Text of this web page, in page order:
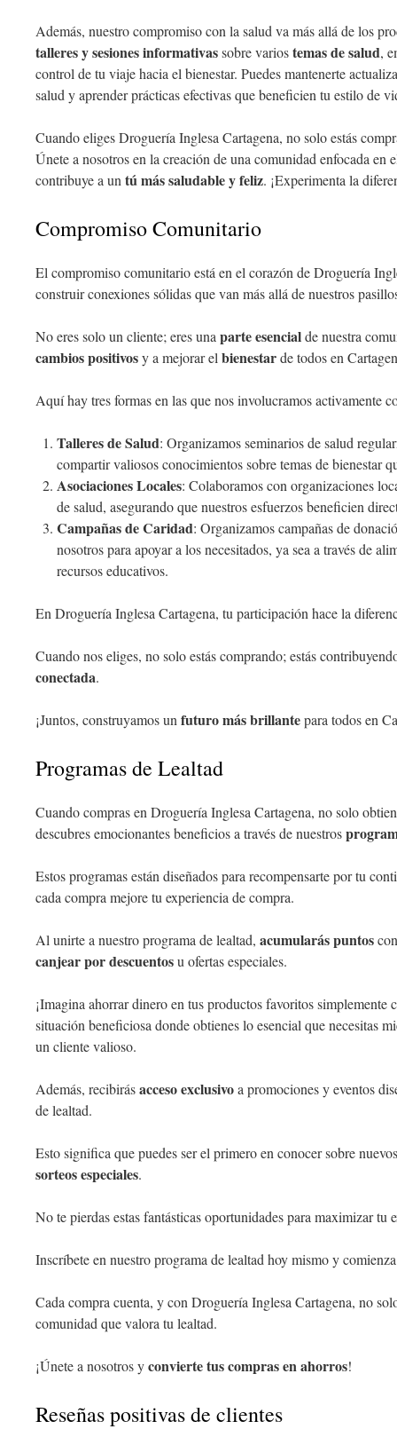
Además, nuestro compromiso con la salud va más allá de los
talleres y sesiones informativassobre variostemas de salud,
control de tu viaje hacia el bienestar. Puedes mantenerte
salud y aprender prácticas efectivas que beneficien tu estilo de
Cuando eliges Droguería Inglesa Cartagena, no solo estás
Únete a nosotros en la creación de una comunidad enfocada en
contribuye a un tú más saludable y feliz. ¡Experimenta la
Compromiso Comunitario
El compromiso comunitario está en el corazón de Droguería
construir conexiones sólidas que van más allá de nuestros
No eres solo un cliente; eres una parte esencialde nuestra
cambios positivosy a mejorar el bienestarde todos en
Aquí hay tres formas en las que nos involucramos activamente
Talleres de Salud: Organizamos seminarios de salud
compartir valiosos conocimientos sobre temas de bienestar
Asociaciones Locales: Colaboramos con organizaciones
de salud, asegurando que nuestros esfuerzos beneficien
Campañas de Caridad: Organizamos campañas de
nosotros para apoyar a los necesitados, ya sea a través de
recursos educativos.
En Droguería Inglesa Cartagena, tu participación hace la
Cuando nos eliges, no solo estás comprando; estás
conectada.
¡Juntos, construyamos un futuro más brillantepara todos en
Programas de Lealtad
Cuando compras en Droguería Inglesa Cartagena, no solo
descubres emocionantes beneficios a través de nuestros
Estos programas están diseñados para recompensarte por tu
cada compra mejore tu experiencia de compra.
Al unirte a nuestro programa de lealtad, acumularás puntos
canjear por descuentosu ofertas especiales.
¡Imagina ahorrar dinero en tus productos favoritos simplemente
situación beneficiosa donde obtienes lo esencial que necesitas
un cliente valioso.
Además, recibirásacceso exclusivoa promociones y eventos
de lealtad.
Esto significa que puedes ser el primero en conocer sobre
sorteos especiales.
No te pierdas estas fantásticas oportunidades para maximizar tu
Inscríbete en nuestro programa de lealtad hoy mismo y
Cada compra cuenta, y con Droguería Inglesa Cartagena, no
comunidad que valora tu lealtad.
¡Únete a nosotros yconvierte tus compras en ahorros!
Reseñas positivas de clientes